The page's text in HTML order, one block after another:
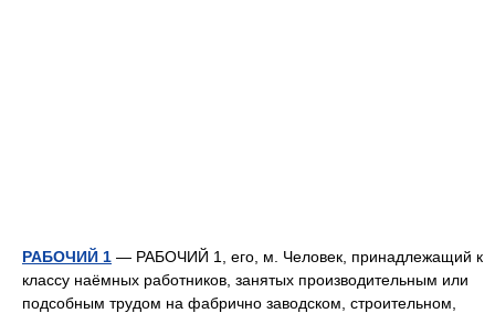
РАБОЧИЙ 1 — РАБОЧИЙ 1, его, м. Человек, принадлежащий к
классу наёмных работников, занятых производительным или
подсобным трудом на фабрично заводском, строительном,